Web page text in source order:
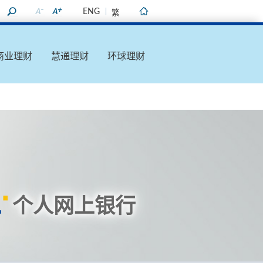
ENG 繁
业理财 慧通理财 环球理财
个人网上银行